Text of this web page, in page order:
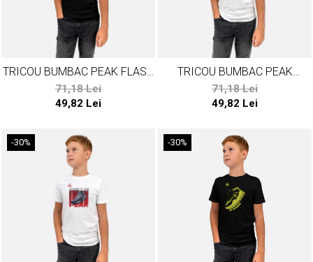
TRICOU BUMBAC PEAK FLASH
NEGRU
71,18 Lei
49,82 Lei
TRICOU BUMBAC PEAK
FREEFLOW ALB
71,18 Lei
49,82 Lei
-30% -30%